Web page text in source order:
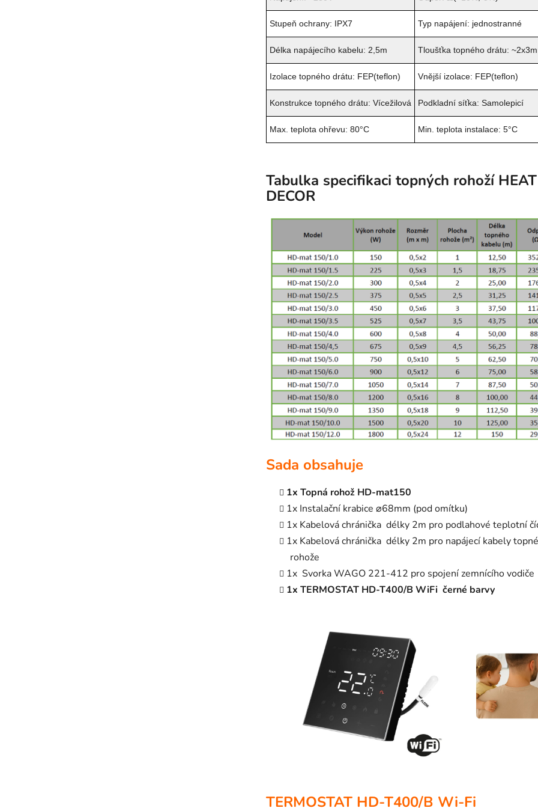
Stupeň ochrany: IPX7 Typ napájení: jednostranné
Délka napájecího kabelu: 2,5m Tloušťka topného drátu:
Izolace topného drátu: FEP(teflon) Vnější izolace: FEP(teflon)
Konstrukce topného drátu: Vícežilová Podkladní síťka: Samolepicí
Max. teplota ohřevu: 80°C Min. teplota instalace: 5°C
Tabulka specifikaci topných rohoží HEAT
DECOR
Sada obsahuje
1x Topná rohož HD-mat150
1x Instalační krabice ⌀68mm (pod omítku)
1x Kabelová chránička délky 2m pro podlahové teplotní
1x Kabelová chránička délky 2m pro napájecí kabely topné
rohože
1x Svorka WAGO 221-412 pro spojení zemnícího vodiče
1x TERMOSTAT HD-T400/B WiFi černé barvy
TERMOSTAT HD-T400/B Wi-Fi